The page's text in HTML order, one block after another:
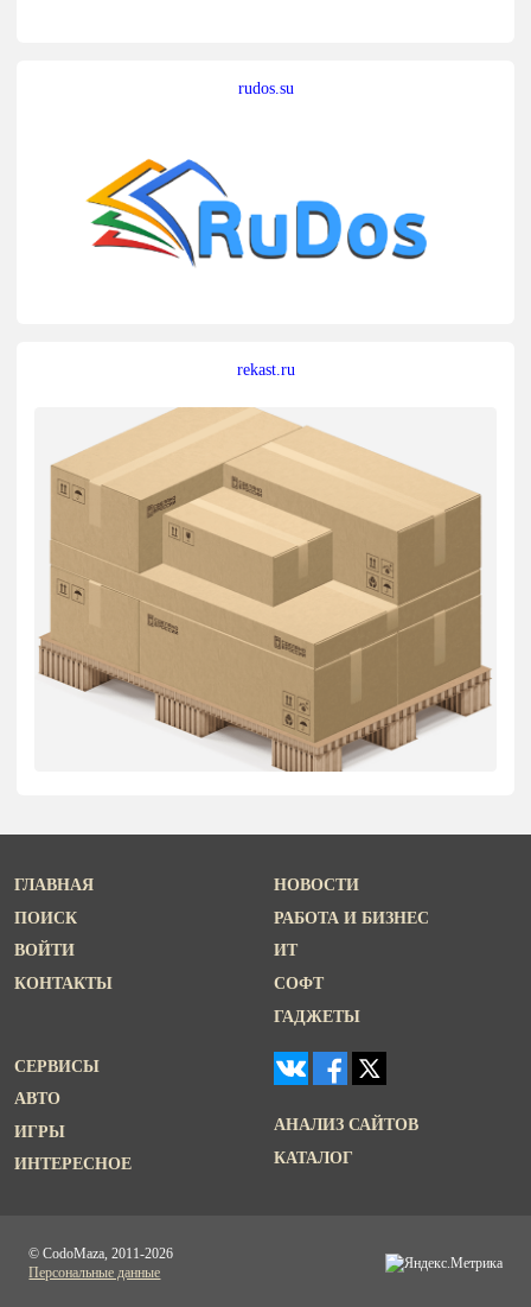
rudos.su
rekast.ru
ГЛАВНАЯ
ПОИСК
ВОЙТИ
КОНТАКТЫ
НОВОСТИ
РАБОТА И БИЗНЕС
ИТ
СОФТ
ГАДЖЕТЫ
СЕРВИСЫ
АВТО
ИГРЫ
ИНТЕРЕСНОЕ
АНАЛИЗ САЙТОВ
КАТАЛОГ
© CodoMaza, 2011-2026
Персональные данные